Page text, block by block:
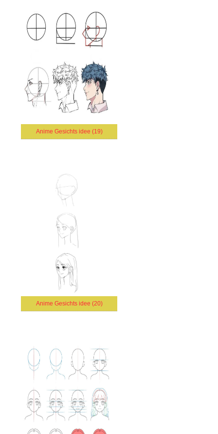
Anime Gesichts idee (19)
Anime Gesichts idee (20)